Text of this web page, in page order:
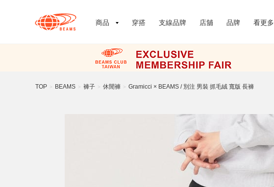
商品 穿搭 支線品牌 店舖 品牌 看更多
TOP > BEAMS > 褲子 > 休閒褲 > Gramicci × BEAMS / 別注 男裝 抓毛絨 寬版 長褲